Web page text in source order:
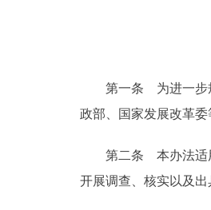
12345
走进北京
第一条 为进一步规
政部、国家发展改革
第二条 本办法适用
开展调查、核实以及出